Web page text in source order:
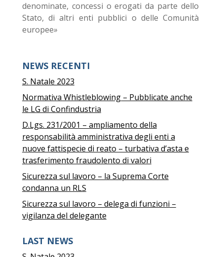
denominate, concessi o erogati da parte dello
Stato, di altri enti pubblici o delle Comunità
europee»
NEWS RECENTI
S. Natale 2023
Normativa Whistleblowing – Pubblicate anche
le LG di Confindustria
D.Lgs. 231/2001 – ampliamento della
responsabilità amministrativa degli enti a
nuove fattispecie di reato – turbativa d’asta e
trasferimento fraudolento di valori
Sicurezza sul lavoro – la Suprema Corte
condanna un RLS
Sicurezza sul lavoro – delega di funzioni –
vigilanza del delegante
LAST NEWS